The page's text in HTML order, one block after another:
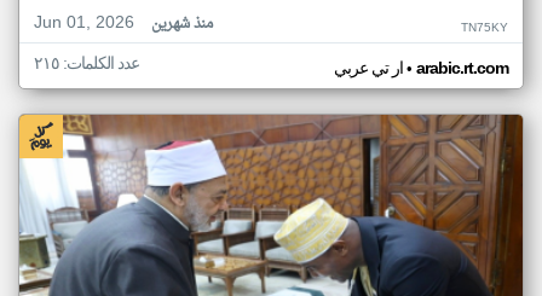
Jun 01, 2026
منذ شهرين TN75KY
ار تي عربي• arabic.rt.com عدد الكلمات: ٢١٥